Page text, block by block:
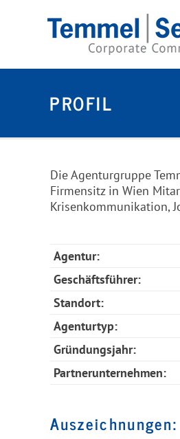
PROFIL
Die Agenturgruppe
Firmensitz in Wien
Krisenkommunikation,
Agentur:
Geschäftsführer:
Standort:
Agenturtyp:
Gründungsjahr:
Partnerunternehmen:
Auszeichnungen: